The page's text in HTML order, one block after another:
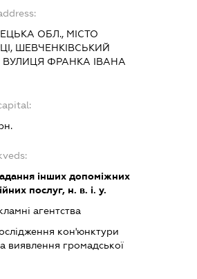
ОБЛ., МІСТО
ШЕВЧЕНКІВСЬКИЙ
ФРАНКА ІВАНА
інших допоміжних
послуг, н. в. і. у.
агентства
кон'юнктури
виявлення громадської